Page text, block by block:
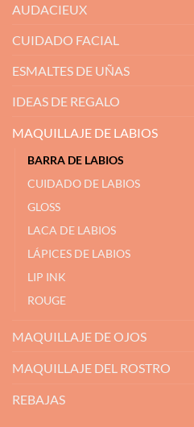
AUDACIEUX
CUIDADO FACIAL
ESMALTES DE UÑAS
IDEAS DE REGALO
MAQUILLAJE DE LABIOS
BARRA DE LABIOS
CUIDADO DE LABIOS
GLOSS
LACA DE LABIOS
LÁPICES DE LABIOS
LIP INK
ROUGE
MAQUILLAJE DE OJOS
MAQUILLAJE DEL ROSTRO
REBAJAS